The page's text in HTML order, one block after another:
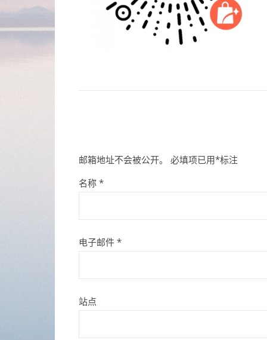
邮箱地址不会被公开。 必填项已用*标注
名称 *
电子邮件 *
站点